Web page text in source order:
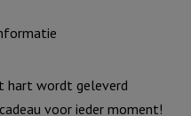
hart wordt geleverd
voor ieder moment!